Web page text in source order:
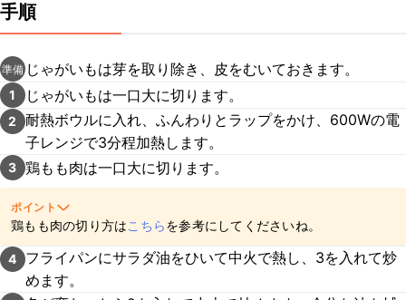
手順
準備 じゃがいもは芽を取り除き、皮をむいておきます。
1 じゃがいもは一口大に切ります。
2
耐熱ボウルに入れ、ふんわりとラップをかけ、600Wの電
子レンジで3分程加熱します。
3 鶏もも肉は一口大に切ります。
ポイント
鶏もも肉の切り方はこちらを参考にしてくださいね。
4
フライパンにサラダ油をひいて中火で熱し、3を入れて炒
めます。